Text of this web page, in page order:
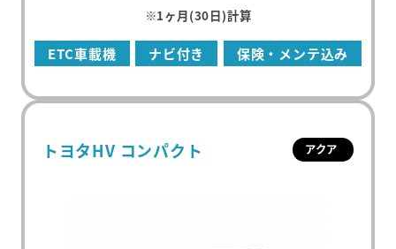
※1ヶ月(30日)計算
ETC車載機 ナビ付き 保険・メンテ込み
トヨタHV コンパクト アクア